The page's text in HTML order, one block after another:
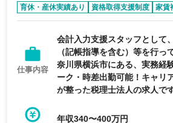
育休・産休実績あり 資格取得支援制度
家賃
退職金制度あり
未経験可
仕事内容
会計入力支援スタッフとして
（記帳指導を含む）等を行っ
奈川県横浜市にある、実務経
ーク・時差出勤可能！キャリ
が整った税理士法人の求人です
年収340〜400万円